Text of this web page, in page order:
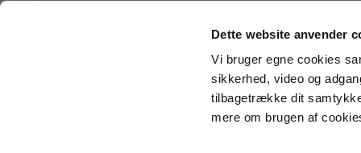
Dette website anvender
Vi bruger egne cookies
sikkerhed, video og
tilbagetrække dit
mere om brugen af